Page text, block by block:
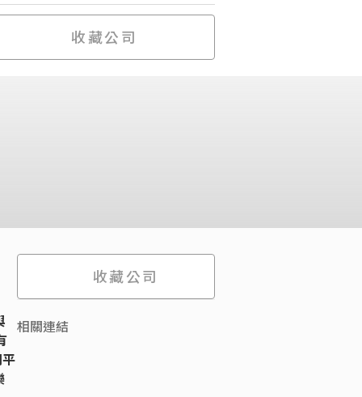
收藏公司
收藏公司
相關連結